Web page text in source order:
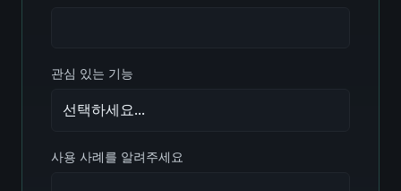
관심 있는 기능
사용 사례를 알려주세요